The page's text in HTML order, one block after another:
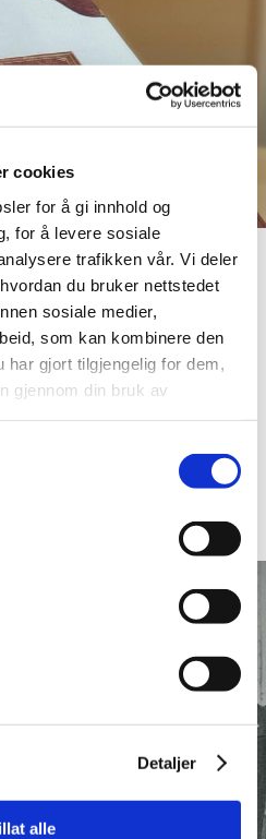
cookies
for å gi innhold og
for å levere sosiale
trafikken vår. Vi deler
du bruker nettstedet
sosiale medier,
som kan kombinere den
gjort tilgjengelig for dem,
gjennom din bruk av
Detaljer
alle
første protokoll fra